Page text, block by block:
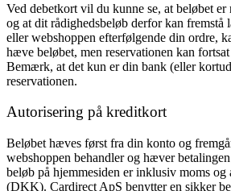
Ved debetkort vil du kunne se, at beløbet er
og at dit rådighedsbeløb derfor kan fremstå
eller webshoppen efterfølgende din ordre,
hæve beløbet, men reservationen kan
Bemærk, at det kun er din bank (eller
reservationen.
Autorisering på kreditkort
Beløbet hæves først fra din konto og
webshoppen behandler og hæver
beløb på hjemmesiden er inklusiv moms
(DKK). Cardirect ApS benytter en sikker